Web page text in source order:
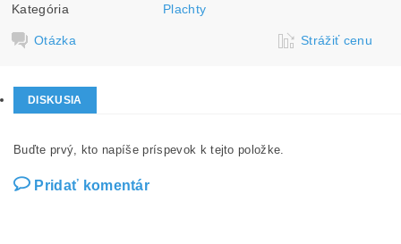
Kategória Plachty
Otázka Strážiť cenu
DISKUSIA
Buďte prvý, kto napíše príspevok k tejto položke.
Pridať komentár